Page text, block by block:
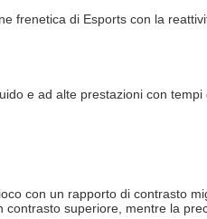
frenetica di Esports con la
e ad alte prestazioni con tempi
con un rapporto di contrasto
superiore, mentre la